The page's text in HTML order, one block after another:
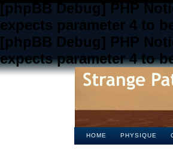
[phpBB Debug] PHP
expects parameter 4 to
[phpBB Debug] PHP
expects parameter 4 to
HOME PHYSIQUE